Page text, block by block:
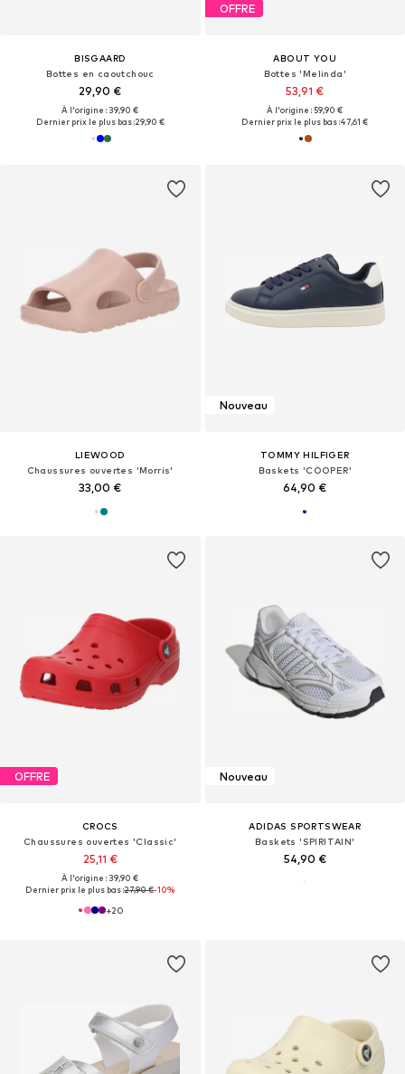
BISGAARD
Bottes en caoutchouc
29,90 €
À l'origine : 39,90 €
Dernier prix le plus bas :29,90 €
OFFRE
ABOUT YOU
Bottes 'Melinda'
53,91 €
À l'origine : 59,90 €
Dernier prix le plus bas :47,61 €
LIEWOOD
Chaussures ouvertes 'Morris'
33,00 €
Nouveau
TOMMY HILFIGER
Baskets 'COOPER'
64,90 €
OFFRE
CROCS
Chaussures ouvertes 'Classic'
25,11 €
À l'origine : 39,90 €
Dernier prix le plus bas :27,90 €-10%
+20
Nouveau
ADIDAS SPORTSWEAR
Baskets 'SPIRITAIN'
54,90 €